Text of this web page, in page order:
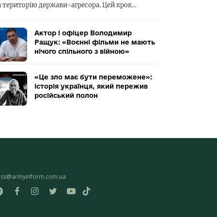
територію держави-агресора. Цей крок…
Актор і офіцер Володимир
Ращук: «Воєнні фільми не мають
нічого спільного з війною»
«Це зло має бути переможене»:
історія українця, який пережив
російський полон